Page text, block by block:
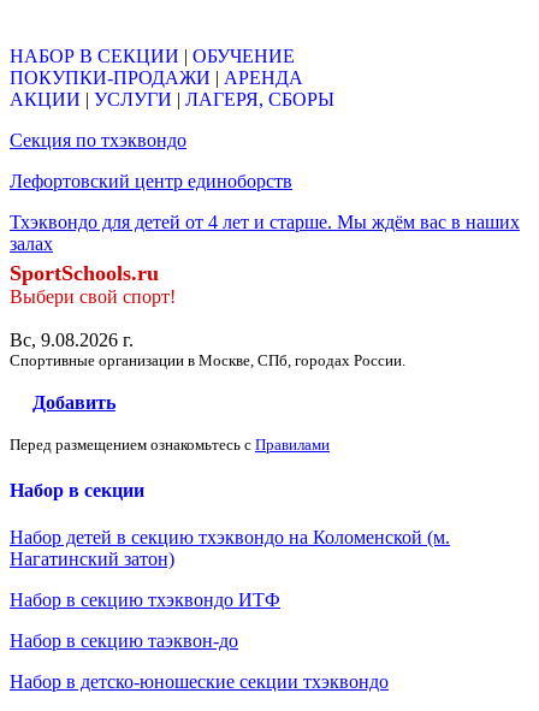
НАБОР В СЕКЦИИ | ОБУЧЕНИЕ
ПОКУПКИ-ПРОДАЖИ | АРЕНДА
АКЦИИ | УСЛУГИ | ЛАГЕРЯ, СБОРЫ
Секция по тхэквондо
Лефортовский центр единоборств
Тхэквондо для детей от 4 лет и cтарше. Мы ждём вас в наших
залах
SportSchools.ru
Выбери свой спорт!
Вс, 9.08.2026 г.
Спортивные организации в Москве, СПб, городах России.
Добавить
Перед размещением ознакомьтесь с Правилами
Набор в секции
Набор детей в секцию тхэквондо на Коломенской (м.
Нагатинский затон)
Набор в секцию тхэквондо ИТФ
Набор в секцию таэквон-до
Набор в детско-юношеские секции тхэквондо